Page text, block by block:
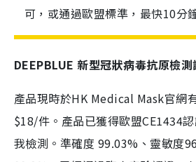
可，或通過歐盟標準，最快10分
DEEPBLUE 新型冠狀病毒抗原檢測
產品現時於HK Medical Mask官網
$18/件。產品已獲得歐盟CE1434
我檢測。準確度 99.03%、靈敏度